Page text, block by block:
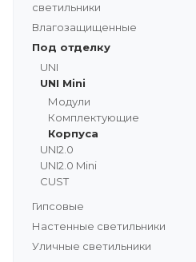
светильники
Влагозащищенные
Под отделку
UNI
UNI Mini
Модули
Комплектующие
Корпуса
UNI2.0
UNI2.0 Mini
CUST
Гипсовые
Настенные светильники
Уличные светильники